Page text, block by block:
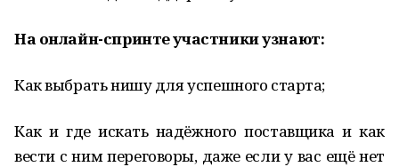
На онлайн-спринте участники узнают:
Как выбрать нишу для успешного старта;
Как и где искать надёжного поставщика и как
вести с ним переговоры, даже если у вас ещё нет